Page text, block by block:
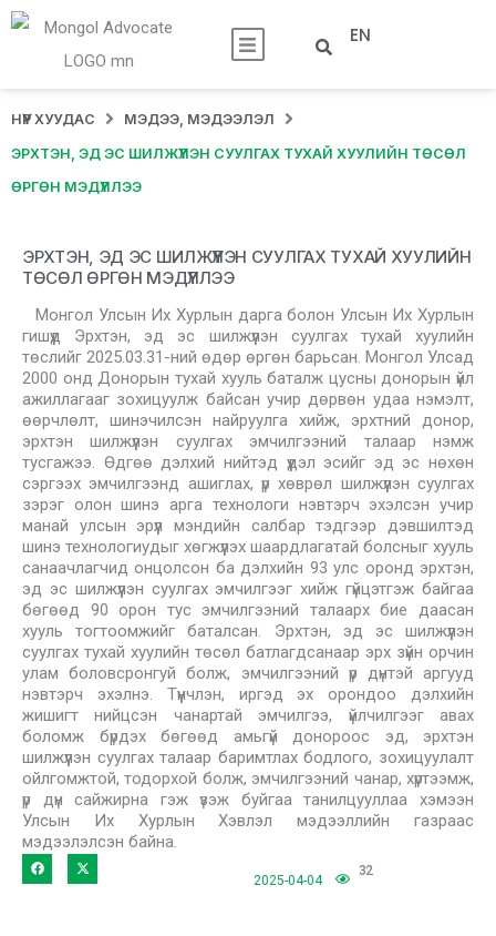
EN
НҮҮР ХУУДАС МЭДЭЭ, МЭДЭЭЛЭЛ
ЭРХТЭН, ЭД ЭС ШИЛЖҮҮЛЭН СУУЛГАХ ТУХАЙ ХУУЛИЙН ТӨСӨЛ
ӨРГӨН МЭДҮҮЛЛЭЭ
ЭРХТЭН, ЭД ЭС ШИЛЖҮҮЛЭН СУУЛГАХ ТУХАЙ ХУУЛИЙН
ТӨСӨЛ ӨРГӨН МЭДҮҮЛЛЭЭ
Монгол Улсын Их Хурлын дарга болон Улсын Их Хурлын
гишүүд Эрхтэн, эд эс шилжүүлэн суулгах тухай хуулийн
төслийг 2025.03.31-ний өдөр өргөн барьсан. Монгол Улсад
2000 онд Донорын тухай хууль баталж цусны донорын үйл
ажиллагааг зохицуулж байсан учир дөрвөн удаа нэмэлт,
өөрчлөлт, шинэчилсэн найруулга хийж, эрхтний донор,
эрхтэн шилжүүлэн суулгах эмчилгээний талаар нэмж
тусгажээ. Өдгөө дэлхий нийтэд үүдэл эсийг эд эс нөхөн
сэргээх эмчилгээнд ашиглах, үр хөврөл шилжүүлэн суулгах
зэрэг олон шинэ арга технологи нэвтэрч эхэлсэн учир
манай улсын эрүүл мэндийн салбар тэдгээр дэвшилтэд
шинэ технологиудыг хөгжүүлэх шаардлагатай болсныг хууль
санаачлагчид онцолсон ба дэлхийн 93 улс оронд эрхтэн,
эд эс шилжүүлэн суулгах эмчилгээг хийж гүйцэтгэж байгаа
бөгөөд 90 орон тус эмчилгээний талаарх бие даасан
хууль тогтоомжийг баталсан. Эрхтэн, эд эс шилжүүлэн
суулгах тухай хуулийн төсөл батлагдсанаар эрх зүйн орчин
улам боловсронгуй болж, эмчилгээний үр дүнтэй аргууд
нэвтэрч эхэлнэ. Түүнчлэн, иргэд эх орондоо дэлхийн
жишигт нийцсэн чанартай эмчилгээ, үйлчилгээг авах
боломж бүрдэх бөгөөд амьгүй донороос эд, эрхтэн
шилжүүлэн суулгах талаар баримтлах бодлого, зохицуулалт
ойлгомжтой, тодорхой болж, эмчилгээний чанар, хүртээмж,
үр дүн сайжирна гэж үзэж буйгаа танилцууллаа хэмээн
Улсын Их Хурлын Хэвлэл мэдээллийн газраас
мэдээлэлсэн байна.
2025-04-04
32